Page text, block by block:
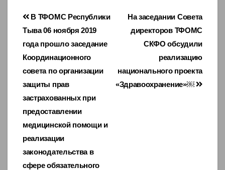
Навигация
по
записям
На заседании Совета
директоров ТФОМС
СКФО обсудили
реализацию
национального проекта
«Здравоохранение»￼
В ТФОМС Республики
Тыва 06 ноября 2019
года прошло заседание
Координационного
совета по организации
защиты прав
застрахованных при
предоставлении
медицинской помощи и
реализации
законодательства в
сфере обязательного